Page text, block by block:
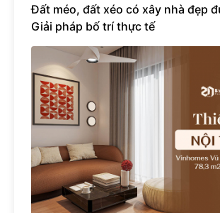
Đất méo, đất xéo có xây nhà đẹp
Giải pháp bố trí thực tế